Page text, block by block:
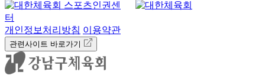
개인정보처리방침 이용약관
관련사이트 바로가기